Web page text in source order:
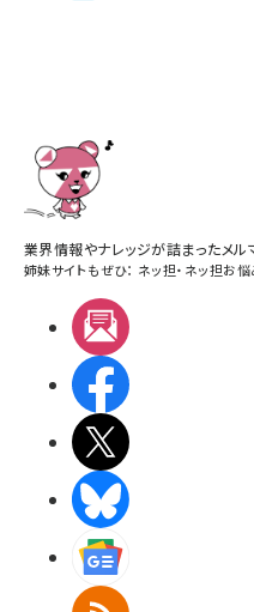
業界情報やナレッジが詰まったメル
姉妹サイトもぜひ： ネッ担・ ネッ担お